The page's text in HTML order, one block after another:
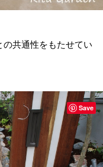
共通性をもたせてい
Save